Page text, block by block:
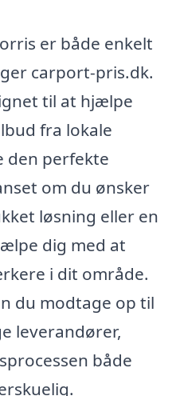
er både enkelt
carport-pris.dk.
til at hjælpe
fra lokale
den perfekte
om du ønsker
løsning eller en
dig med at
i dit område.
du modtage op til
leverandører,
både